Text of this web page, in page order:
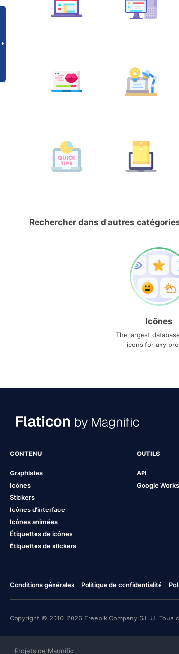
Rechercher dans d'autres
Icônes
The largest
icons for any
CONTENU
Graphistes
Icônes
Stickers
Icônes d'interface
Icônes animées
Étiquettes de icônes
Étiquettes de stickers
OUTILS
API
Google
Conditions générales Politique de confidentialité
Copyright © 2010-2026 Freepik Company S.L.U. Tous
Projets de Magnific